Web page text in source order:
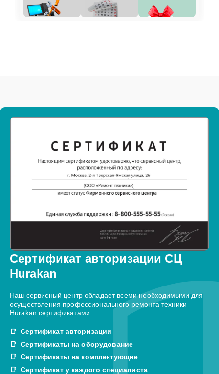
Сертификат авторизации СЦ
Hurakan
Наш сервисный центр обладает всеми необходимыми для
осуществления профессионального ремонта техники
Hurakan сертификатами:
Сертификат авторизации
Сертификаты на оборудование
Сертификаты на комплектующие
Сертификат у каждого специалиста